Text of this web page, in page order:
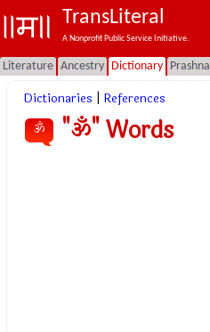
TransLiteral
A Nonprofit Public Service Initiative.
Literature Ancestry Dictionary Prashna
Dictionaries References
ॐ "ॐ" Words